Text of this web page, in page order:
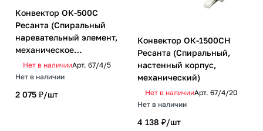
Конвектор ОК-500С
Ресанта (Спиральный
наревательный элемент,
механическое
управление)
Нет в наличииАрт. 67/4/5
Нет в наличии
2 075 ₽/шт
Конвектор ОК-1500СН
Ресанта (Спиральный,
настенный корпус,
механический)
Нет в наличииАрт. 67/4/20
Нет в наличии
4 138 ₽/шт